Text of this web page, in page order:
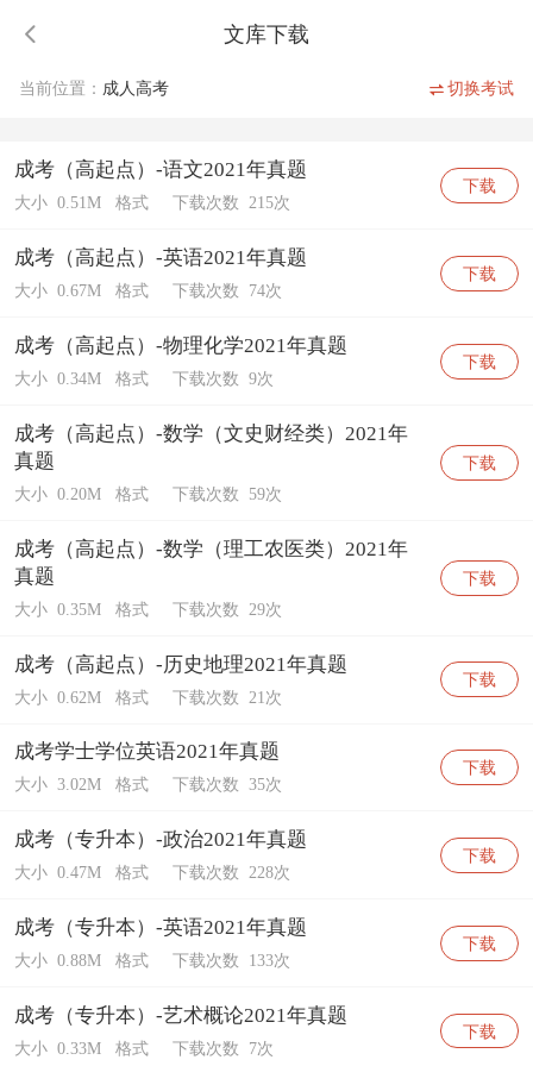
文库下载
当前位置： 成人高考 切换考试
成考（高起点）-语文2021年真题
大小 0.51M 格式 下载次数 215次
下载
成考（高起点）-英语2021年真题
大小 0.67M 格式 下载次数 74次
下载
成考（高起点）-物理化学2021年真题
大小 0.34M 格式 下载次数 9次
下载
成考（高起点）-数学（文史财经类）2021年
真题
大小 0.20M 格式 下载次数 59次
下载
成考（高起点）-数学（理工农医类）2021年
真题
大小 0.35M 格式 下载次数 29次
下载
成考（高起点）-历史地理2021年真题
大小 0.62M 格式 下载次数 21次
下载
成考学士学位英语2021年真题
大小 3.02M 格式 下载次数 35次
下载
成考（专升本）-政治2021年真题
大小 0.47M 格式 下载次数 228次
下载
成考（专升本）-英语2021年真题
大小 0.88M 格式 下载次数 133次
下载
成考（专升本）-艺术概论2021年真题
大小 0.33M 格式 下载次数 7次
下载